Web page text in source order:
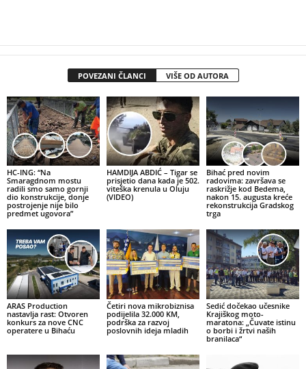
POVEZANI ČLANCI VIŠE OD AUTORA
HC-ING: “Na
Smaragdnom mostu
radili smo samo gornji
dio konstrukcije, donje
postrojenje nije bilo
predmet ugovora”
HAMDIJA ABDIĆ – Tigar se
prisjetio dana kada je 502.
viteška krenula u Oluju
(VIDEO)
Bihać pred novim
radovima: završava se
raskrižje kod Bedema,
nakon 15. augusta kreće
rekonstrukcija Gradskog
trga
ARAS Production
nastavlja rast: Otvoren
konkurs za nove CNC
operatere u Bihaću
Četiri nova mikrobiznisa
podijelila 32.000 KM,
podrška za razvoj
poslovnih ideja mladih
Sedić dočekao učesnike
Krajiškog moto-
maratona: „Čuvate istinu
o borbi i žrtvi naših
branilaca“